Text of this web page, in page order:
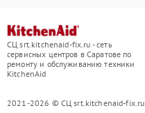
СЦ srt.kitchenaid-fix.ru - сеть
сервисных центров в Саратове по
ремонту и обслуживанию техники
KitchenAid
2021-2026 © СЦ srt.kitchenaid-fix.ru